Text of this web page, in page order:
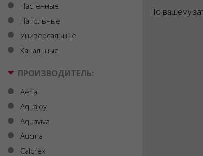
Настенные
Напольные
Универсальные
Канальные
ПРОИЗВОДИТЕЛЬ:
Aerial
Aquajoy
Aquaviva
Aucma
Calorex
По вашему